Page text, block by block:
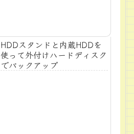
HDDスタンドと内蔵HDDを
使って外付けハードディスク
でバックアップ